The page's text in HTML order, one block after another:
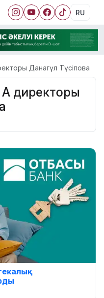
RU
Данагүл Түсіпова
директоры